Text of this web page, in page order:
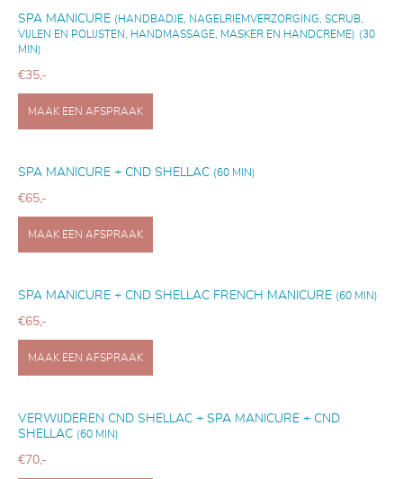
SPA MANICURE (HANDBADJE, NAGELRIEMVERZORGING, SCRUB,
VIJLEN EN POLIJSTEN, HANDMASSAGE, MASKER EN HANDCREME) (30
MIN)
€35,-
MAAK EEN AFSPRAAK
SPA MANICURE + CND SHELLAC (60 MIN)
€65,-
MAAK EEN AFSPRAAK
SPA MANICURE + CND SHELLAC FRENCH MANICURE (60 MIN)
€65,-
MAAK EEN AFSPRAAK
VERWIJDEREN CND SHELLAC + SPA MANICURE + CND
SHELLAC (60 MIN)
€70,-